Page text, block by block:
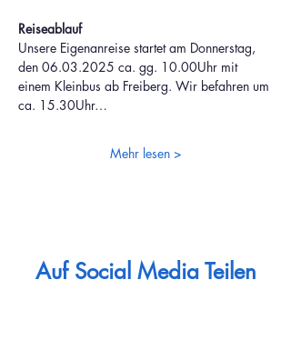
Reiseablauf
Unsere Eigenanreise startet am Donnerstag,
den 06.03.2025 ca. gg. 10.00Uhr mit
einem Kleinbus ab Freiberg. Wir befahren um
ca. 15.30Uhr…
Mehr lesen >
Auf Social Media Teilen